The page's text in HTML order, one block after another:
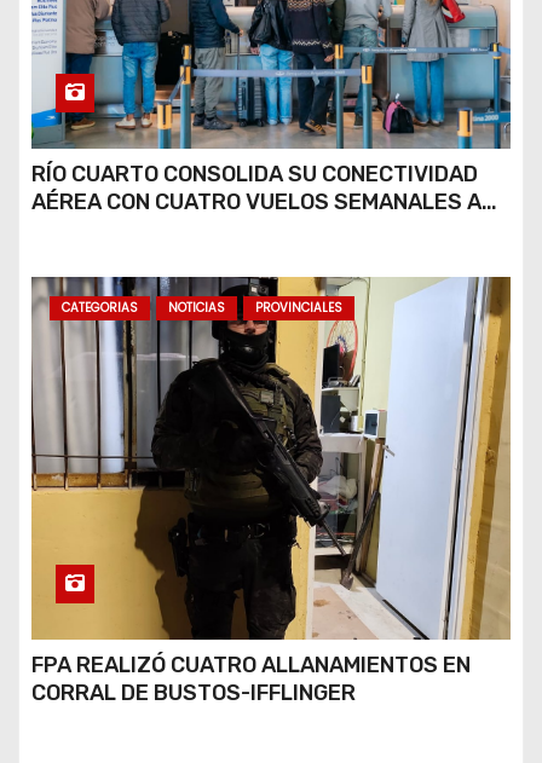
RÍO CUARTO CONSOLIDA SU CONECTIVIDAD
AÉREA CON CUATRO VUELOS SEMANALES A
CATEGORIAS NOTICIAS PROVINCIALES
FPA REALIZÓ CUATRO ALLANAMIENTOS EN
CORRAL DE BUSTOS-IFFLINGER